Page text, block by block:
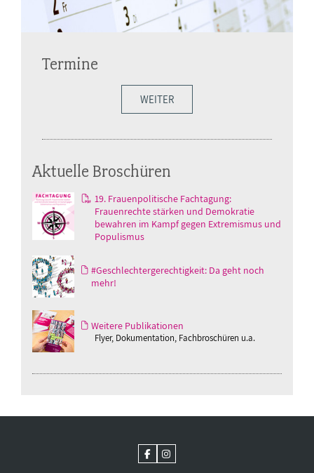
Termine
WEITER
Aktuelle Broschüren
19. Frauenpolitische Fachtagung:
Frauenrechte stärken und Demokratie
bewahren im Kampf gegen Extremismus und
Populismus
#Geschlechtergerechtigkeit: Da geht noch
mehr!
Weitere Publikationen
Flyer, Dokumentation, Fachbroschüren u.a.